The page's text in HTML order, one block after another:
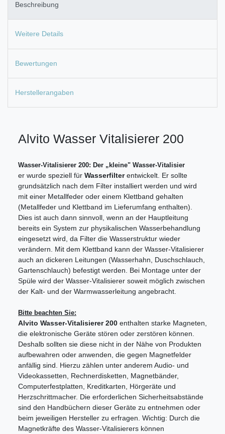
Beschreibung
Weitere Details
Bewertungen
Herstellerangaben
Alvito Wasser Vitalisierer 200
Wasser-Vitalisierer 200: Der „kleine" Wasser-Vitalisier
er wurde speziell für Wasserfilterentwickelt. Er sollte
grundsätzlich nach dem Filter installiert werden und wird
mit einer Metallfeder oder einem Klettband gehalten
(Metallfeder und Klettband im Lieferumfang enthalten).
Dies ist auch dann sinnvoll, wenn an der Hauptleitung
bereits ein System zur physikalischen Wasserbehandlung
eingesetzt wird, da Filter die Wasserstruktur wieder
verändern. Mit dem Klettband kann der Wasser-Vitalisierer
auch an dickeren Leitungen (Wasserhahn, Duschschlauch,
Gartenschlauch) befestigt werden. Bei Montage unter der
Spüle wird der Wasser-Vitalisierer soweit möglich zwischen
der Kalt- und der Warmwasserleitung angebracht.
Bitte beachten Sie:
Alvito Wasser-Vitalisierer 200 enthalten starke Magneten,
die elektronische Geräte stören oder zerstören können.
Deshalb sollten sie diese nicht in der Nähe von Produkten
aufbewahren oder anwenden, die gegen Magnetfelder
anfällig sind. Hierzu zählen unter anderem Audio- und
Videokassetten, Rechnerdisketten, Magnetbänder,
Computerfestplatten, Kreditkarten, Hörgeräte und
Herzschrittmacher. Die erforderlichen Sicherheitsabstände
sind den Handbüchern dieser Geräte zu entnehmen oder
beim jeweiligen Hersteller zu erfragen. Wichtig: Durch die
Magnetkräfte des Wasser-Vitalisierers können